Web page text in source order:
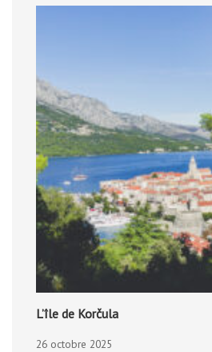
L’île de Korčula
26 octobre 2025